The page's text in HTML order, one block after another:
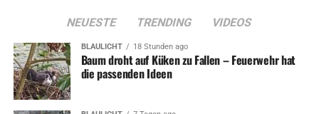
titelte der Iserlohner Kreisanzeiger bereits im Sommer
2003. Überall dort, wo erstklassige Rockmusik und gute
Laune gefragt sind, wird Fireball gebucht. Deshalb haben
die Blauröcke aus Wetter sie auch für ihre Party
verpflichtet.
NEUESTE TRENDING VIDEOS
BLAULICHT 18 Stunden ago
Baum droht auf Küken zu Fallen – Feuerwehr hat
die passenden Ideen